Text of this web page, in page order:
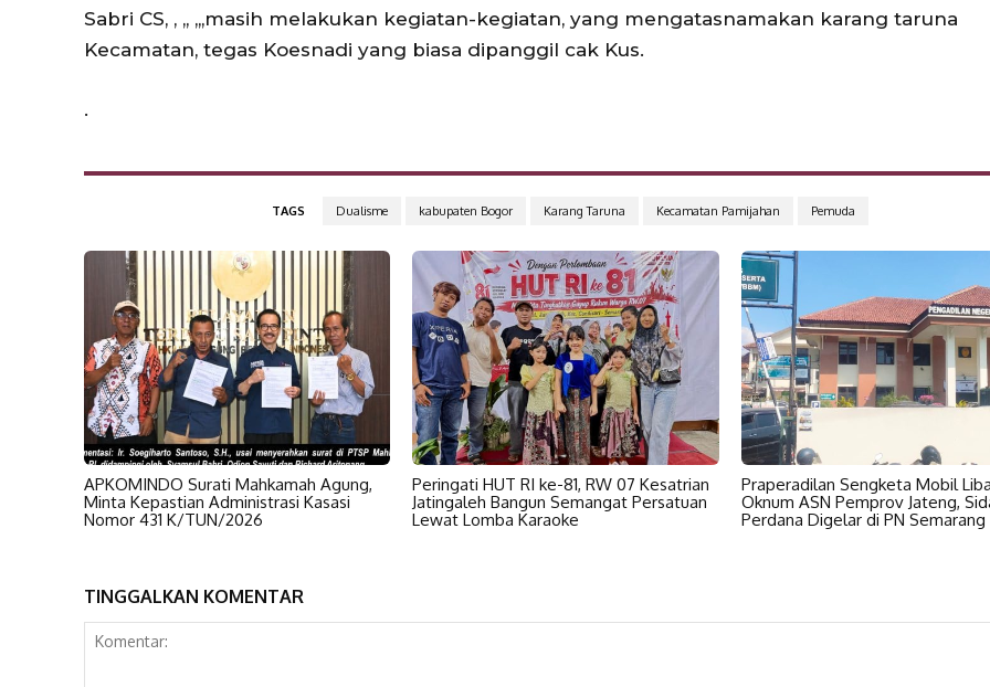
Sabri CS, , ,, ,,,masih melakukan kegiatan-kegiatan, yang mengatasnamakan karang taruna
Kecamatan, tegas Koesnadi yang biasa dipanggil cak Kus.
.
TAGS Dualisme kabupaten Bogor Karang Taruna Kecamatan Pamijahan Pemuda
APKOMINDO Surati Mahkamah Agung,
Minta Kepastian Administrasi Kasasi
Nomor 431 K/TUN/2026
Peringati HUT RI ke-81, RW 07 Kesatrian
Jatingaleh Bangun Semangat Persatuan
Lewat Lomba Karaoke
Praperadilan Sengketa Mobil
Oknum ASN Pemprov Jateng,
Perdana Digelar di PN Semarang
TINGGALKAN KOMENTAR